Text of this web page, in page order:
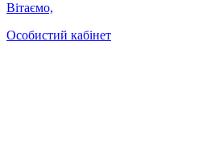
Вітаємо,
Особистий кабінет